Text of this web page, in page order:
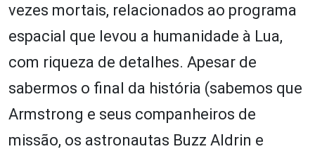
vezes mortais, relacionados ao programa
espacial que levou a humanidade à Lua,
com riqueza de detalhes. Apesar de
sabermos o final da história (sabemos que
Armstrong e seus companheiros de
missão, os astronautas Buzz Aldrin e